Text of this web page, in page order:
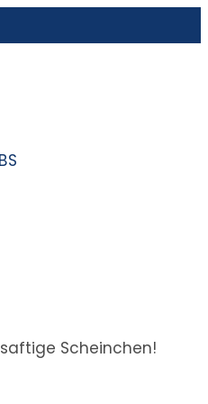
Scheinchen!